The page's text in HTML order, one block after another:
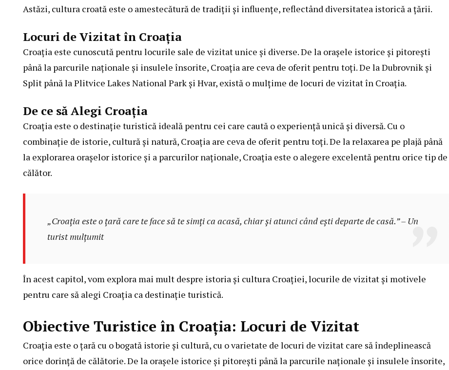
Astăzi, cultura croată este o amestecătură de tradiții și influențe, reflectând diversitatea istorică a țării.
Locuri de Vizitat în Croația
Croația este cunoscută pentru locurile sale de vizitat unice și diverse. De la orașele istorice și pitorești
până la parcurile naționale și insulele însorite, Croația are ceva de oferit pentru toți. De la Dubrovnik și
Split până la Plitvice Lakes National Park și Hvar, există o mulțime de locuri de vizitat în Croația.
De ce să Alegi Croația
Croația este o destinație turistică ideală pentru cei care caută o experiență unică și diversă. Cu o
combinație de istorie, cultură și natură, Croația are ceva de oferit pentru toți. De la relaxarea pe plajă până
la explorarea orașelor istorice și a parcurilor naționale, Croația este o alegere excelentă pentru orice tip de
călător.
„Croația este o țară care te face să te simți ca acasă, chiar și atunci când ești departe de casă.” – Un
turist mulțumit
În acest capitol, vom explora mai mult despre istoria și cultura Croației, locurile de vizitat și motivele
pentru care să alegi Croația ca destinație turistică.
Obiective Turistice în Croația: Locuri de Vizitat
Croația este o țară cu o bogată istorie și cultură, cu o varietate de locuri de vizitat care să îndeplinească
orice dorință de călătorie. De la orașele istorice și pitorești până la parcurile naționale și insulele însorite,